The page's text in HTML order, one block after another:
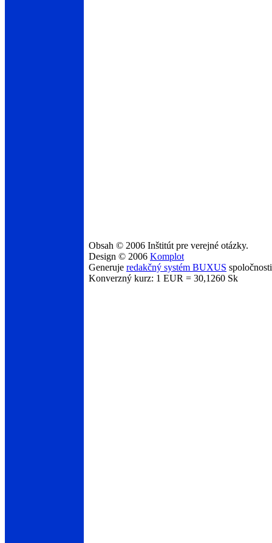
Obsah © 2006 Inštitút pre verejné otázky.
Design © 2006 Komplot
Generuje redakčný systém BUXUS
Konverzný kurz: 1 EUR = 30,1260 Sk